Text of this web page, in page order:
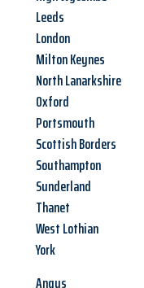
Leeds
London
Milton Keynes
North Lanarkshire
Oxford
Portsmouth
Scottish Borders
Southampton
Sunderland
Thanet
West Lothian
York
Angus